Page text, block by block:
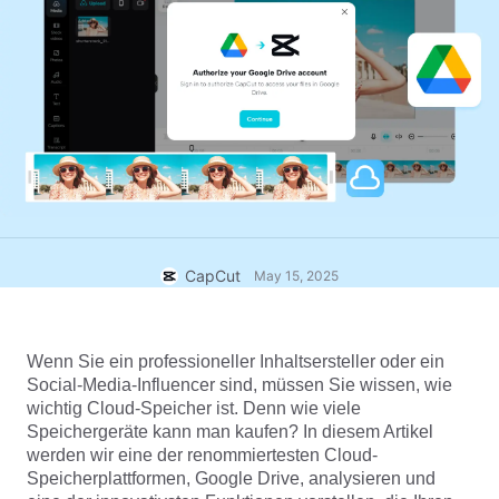
Text und Audio
Automatische Untertitel
Untertitelvorlagen
Spracherkennung
Rauschen reduzieren
Bild
Marketing
Lifestyle und Vlogs
Benutzerdefiniertes Design
Mehr
Anleitungen
Top-Auswahl
Vorlagen für Trends und Tipps
Mehr
Branchenvorlagen
Rückblick-Vorlagen
Vertrauenszentrum
Hilfezentrum
Newsroom
Dreamina Seedance 2.0 Launch
CapCut öffnen
CapCut May 15, 2025
Wenn Sie ein professioneller Inhaltsersteller oder ein
Social-Media-Influencer sind, müssen Sie wissen, wie
wichtig Cloud-Speicher ist. Denn wie viele
Speichergeräte kann man kaufen? In diesem Artikel
werden wir eine der renommiertesten Cloud-
Speicherplattformen, Google Drive, analysieren und